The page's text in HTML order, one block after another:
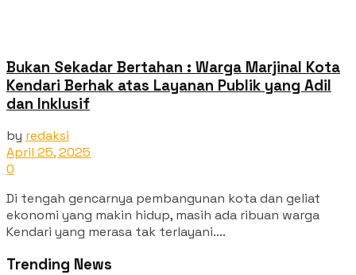
Bukan Sekadar Bertahan : Warga Marjinal Kota
Kendari Berhak atas Layanan Publik yang Adil
dan Inklusif
by redaksi
April 25, 2025
0
Di tengah gencarnya pembangunan kota dan geliat
ekonomi yang makin hidup, masih ada ribuan warga
Kendari yang merasa tak terlayani....
Trending News